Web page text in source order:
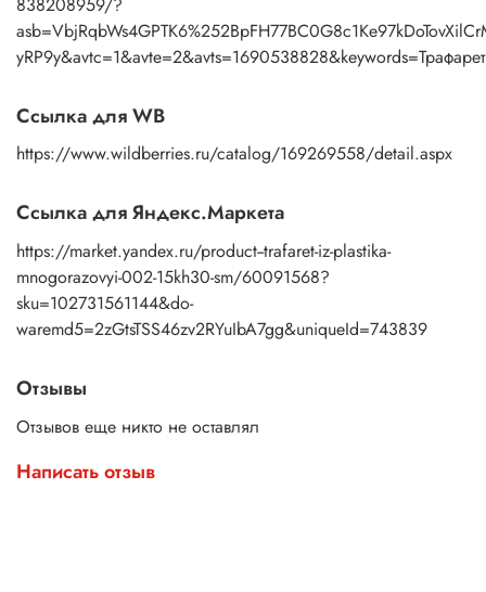
Ссылка для WB
https://www.wildberries.ru/catalog/169269558/detail.aspx
Ссылка для Яндекс.Маркета
https://market.yandex.ru/product--trafaret-iz-plastika-
mnogorazovyi-002-15kh30-sm/60091568?
sku=102731561144&do-
waremd5=2zGtsTSS46zv2RYuIbA7gg&uniqueId=743839
Отзывы
Отзывов еще никто не оставлял
Написать отзыв